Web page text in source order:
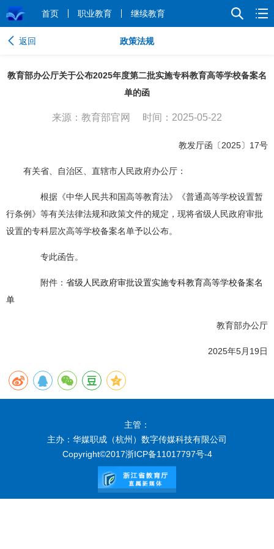
首页 职业教育 继续教育
返回 政策法规
教育部办公厅关于公布2025年度第二批实施专科教育高等学校备案名
单的函
来源：教育部官网 时间：2025-05-22
教发厅函〔2025〕17号
有关省、自治区、直辖市人民政府办公厅：
根据《中华人民共和国高等教育法》《普通高等学校设置暂
行条例》等有关法律法规和政策文件的规定，现将省级人民政府审批
设置的专科层次高等学校备案名单予以公布。
专此函告。
附件： 省级人民政府审批设置实施专科教育高等学校备案名
单
教育部办公厅
2025年5月19日
主管：
主办：华媒职成（杭州）数字传媒科技有限公司
Copyright©2017浙ICP备11017797号-4